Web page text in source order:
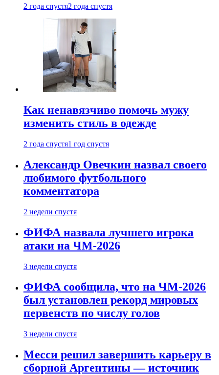
2 года спустя2 года спустя
Как ненавязчиво помочь мужу
изменить стиль в одежде
2 года спустя1 год спустя
Александр Овечкин назвал своего
любимого футбольного
комментатора
2 недели спустя
ФИФА назвала лучшего игрока
атаки на ЧМ-2026
3 недели спустя
ФИФА сообщила, что на ЧМ-2026
был установлен рекорд мировых
первенств по числу голов
3 недели спустя
Месси решил завершить карьеру в
сборной Аргентины — источник